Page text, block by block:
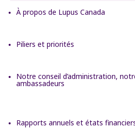
À propos de Lupus Canada
Piliers et priorités
Notre conseil d’administration,
ambassadeurs
Rapports annuels et états